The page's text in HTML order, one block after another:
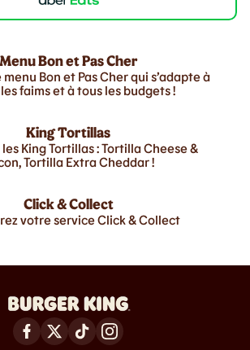
Menu Bon et Pas Cher
menu Bon et Pas Cher qui s’adapte à
faims et à tous les budgets !
King Tortillas
King Tortillas : Tortilla Cheese &
Tortilla Extra Cheddar !
Click & Collect
votre service Click & Collect